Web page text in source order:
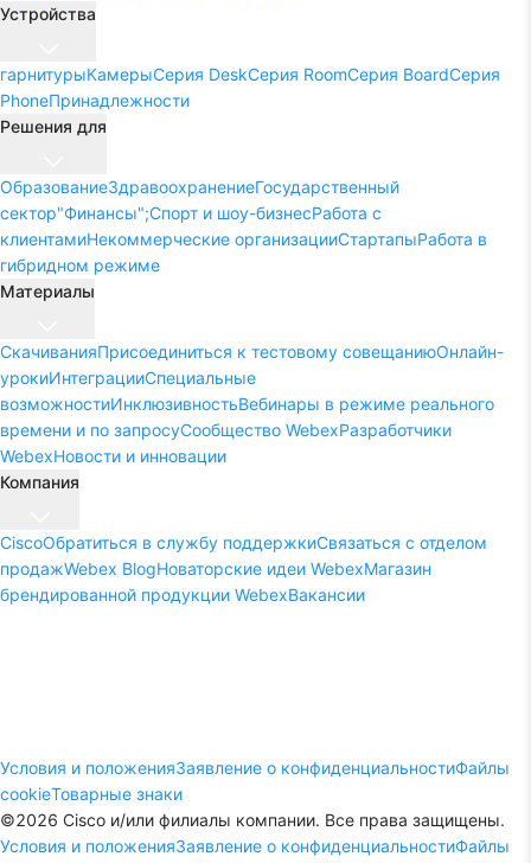
Устройства
гарнитурыКамерыСерия DeskСерия RoomСерия BoardСерия
PhoneПринадлежности
Решения для
ОбразованиеЗдравоохранениеГосударственный
сектор"Финансы";Спорт и шоу-бизнесРабота с
клиентамиНекоммерческие организацииСтартапыРабота в
гибридном режиме
Материалы
СкачиванияПрисоединиться к тестовому совещаниюОнлайн-
урокиИнтеграцииСпециальные
возможностиИнклюзивностьВебинары в режиме реального
времени и по запросуСообщество WebexРазработчики
WebexНовости и инновации
Компания
CiscoОбратиться в службу поддержкиСвязаться с отделом
продажWebex BlogНоваторские идеи WebexМагазин
брендированной продукции WebexВакансии
Условия и положенияЗаявление о конфиденциальностиФайлы
cookieТоварные знаки
©2026 Cisco и/или филиалы компании. Все права защищены.
Условия и положенияЗаявление о конфиденциальностиФайлы